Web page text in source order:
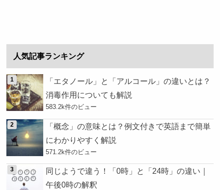
人気記事ランキング
「エタノール」と「アルコール」の違いとは？
消毒作用についても解説
583.2k件のビュー
「概念」の意味とは？例文付きで英語まで簡単
にわかりやすく解説
571.2k件のビュー
同じようで違う！「0時」と「24時」の違い｜
午後0時の解釈